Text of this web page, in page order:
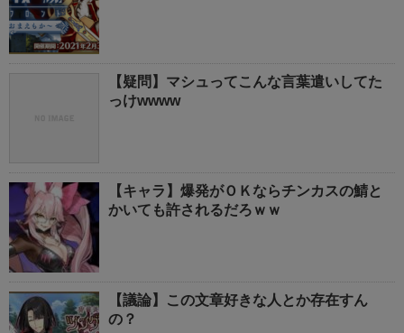
【疑問】マシュってこんな言葉遣いしてた
っけwwww
【キャラ】爆発がＯＫならチンカスの鯖と
かいても許されるだろｗｗ
【議論】この文章好きな人とか存在すん
の？